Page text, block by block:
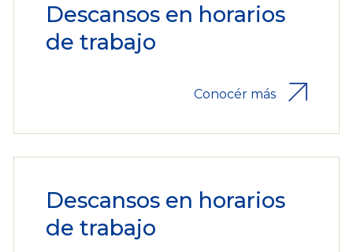
Descansos en horarios
de trabajo
Conocér más
Descansos en horarios
de trabajo